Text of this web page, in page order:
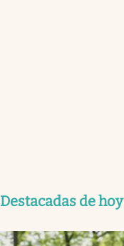
Destacadas de hoy